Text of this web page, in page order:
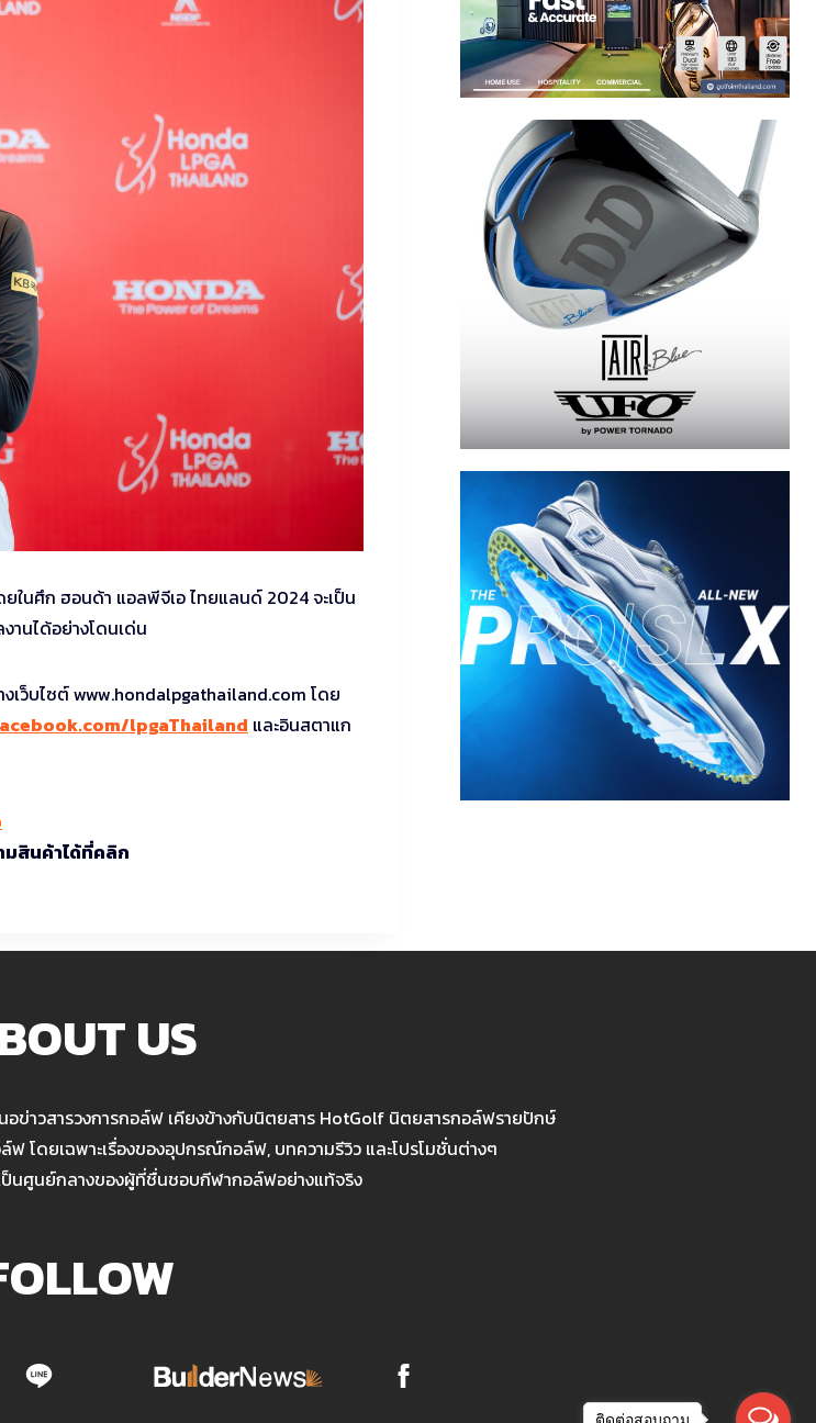
ในศึก ฮอนด้า แอลพีจีเอ ไทยแลนด์ 2024 จะเป็น
นได้อย่างโดนเด่น
เว็บไซต์ www.hondalpgathailand.com โดย
lpgaThailand และอินสตาแก
สินค้าได้ที่คลิก
US
อข่าวสารวงการกอล์ฟ เคียงข้างกับนิตยสาร HotGolf นิตยสารกอล์ฟรายปักษ์
โดยเฉพาะเรื่องของอุปกรณ์กอล์ฟ, บทความรีวิว และโปรโมชั่นต่างๆ
ป็นศูนย์กลางของผู้ที่ชื่นชอบกีฬากอล์ฟอย่างแท้จริง